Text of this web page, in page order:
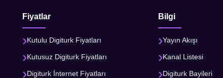
Fiyatlar
Kutulu Digiturk Fiyatları
Kutusuz Digiturk Fiyatları
Digiturk İnternet Fiyatları
Bilgi
Yayın Akışı
Kanal Listesi
Digiturk Bayileri